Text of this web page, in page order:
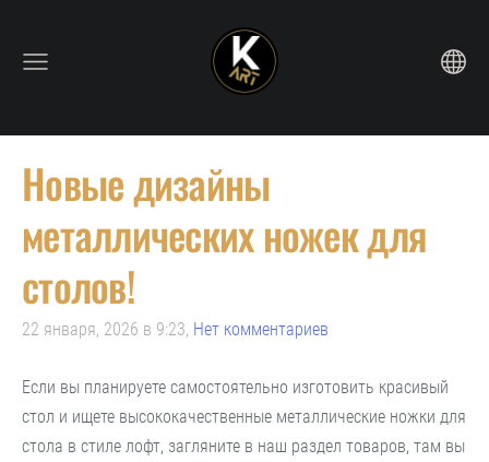
Новые дизайны
металлических ножек для
столов!
22 января, 2026 в 9:23, Нет комментариев
Если вы планируете самостоятельно изготовить красивый
стол и ищете высококачественные металлические ножки для
стола в стиле лофт, загляните в наш раздел товаров, там вы